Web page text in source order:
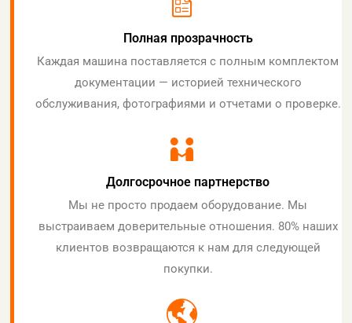
Полная прозрачность
Каждая машина поставляется с полным комплектом
документации — историей технического
обслуживания, фотографиями и отчетами о проверке.
Долгосрочное партнерство
Мы не просто продаем оборудование. Мы
выстраиваем доверительные отношения. 80% наших
клиентов возвращаются к нам для следующей
покупки.